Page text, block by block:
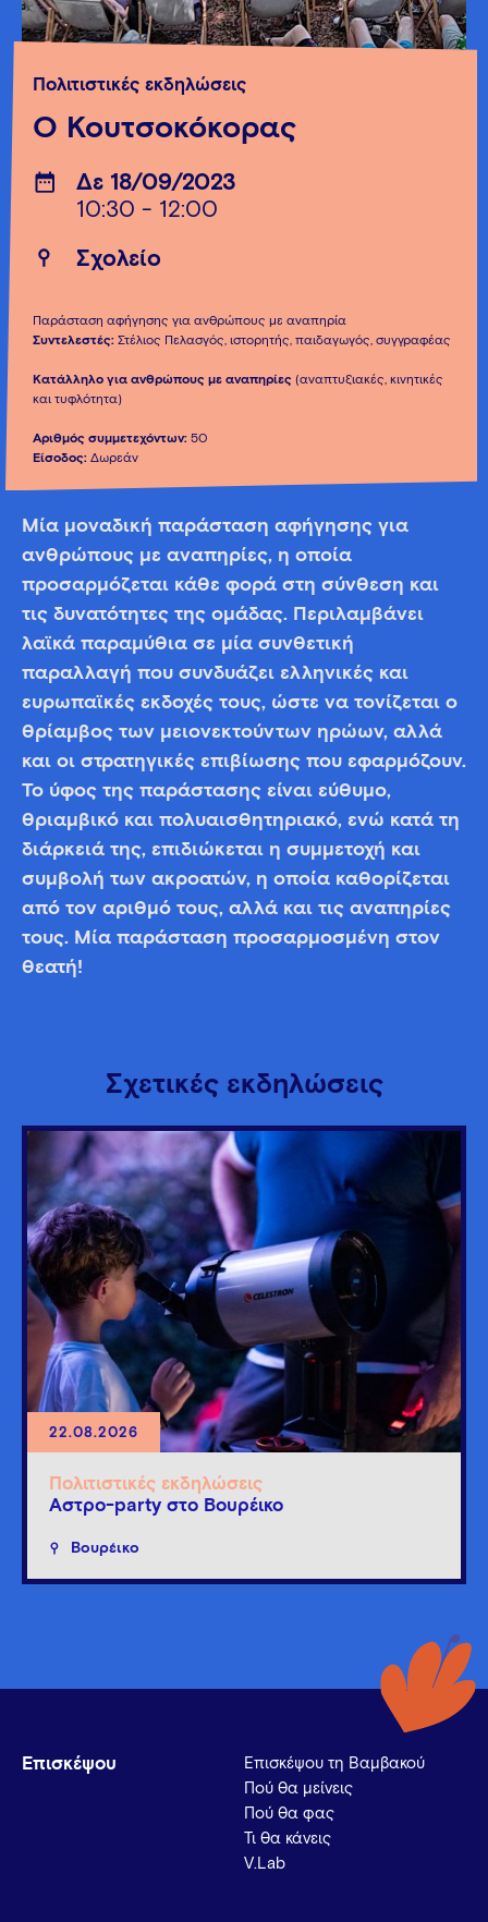
Πολιτιστικές εκδηλώσεις
Ο Κουτσοκόκορας
Δε 18/09/2023
10:30 - 12:00
Σχολείο
Παράσταση αφήγησης για ανθρώπους με αναπηρία
Συντελεστές: Στέλιος Πελασγός, ιστορητής, παιδαγωγός, συγγραφέας
Κατάλληλο για ανθρώπους με αναπηρίες (αναπτυξιακές, κινητικές
και τυφλότητα)
Αριθμός συμμετεχόντων: 50
Είσοδος: Δωρεάν
Μία μοναδική παράσταση αφήγησης για
ανθρώπους με αναπηρίες, η οποία
προσαρμόζεται κάθε φορά στη σύνθεση και
τις δυνατότητες της ομάδας. Περιλαμβάνει
λαϊκά παραμύθια σε μία συνθετική
παραλλαγή που συνδυάζει ελληνικές και
ευρωπαϊκές εκδοχές τους, ώστε να τονίζεται ο
θρίαμβος των μειονεκτούντων ηρώων, αλλά
και οι στρατηγικές επιβίωσης που εφαρμόζουν.
Το ύφος της παράστασης είναι εύθυμο,
θριαμβικό και πολυαισθητηριακό, ενώ κατά τη
διάρκειά της, επιδιώκεται η συμμετοχή και
συμβολή των ακροατών, η οποία καθορίζεται
από τον αριθμό τους, αλλά και τις αναπηρίες
τους. Μία παράσταση προσαρμοσμένη στον
θεατή!
Σχετικές εκδηλώσεις
22.08.2026
Πολιτιστικές εκδηλώσεις
Άστρο-party στο Βουρέικο
Βουρέικο
Επισκέψου
Επισκέψου τη Βαμβακού
Πού θα μείνεις
Πού θα φας
Τι θα κάνεις
V.Lab